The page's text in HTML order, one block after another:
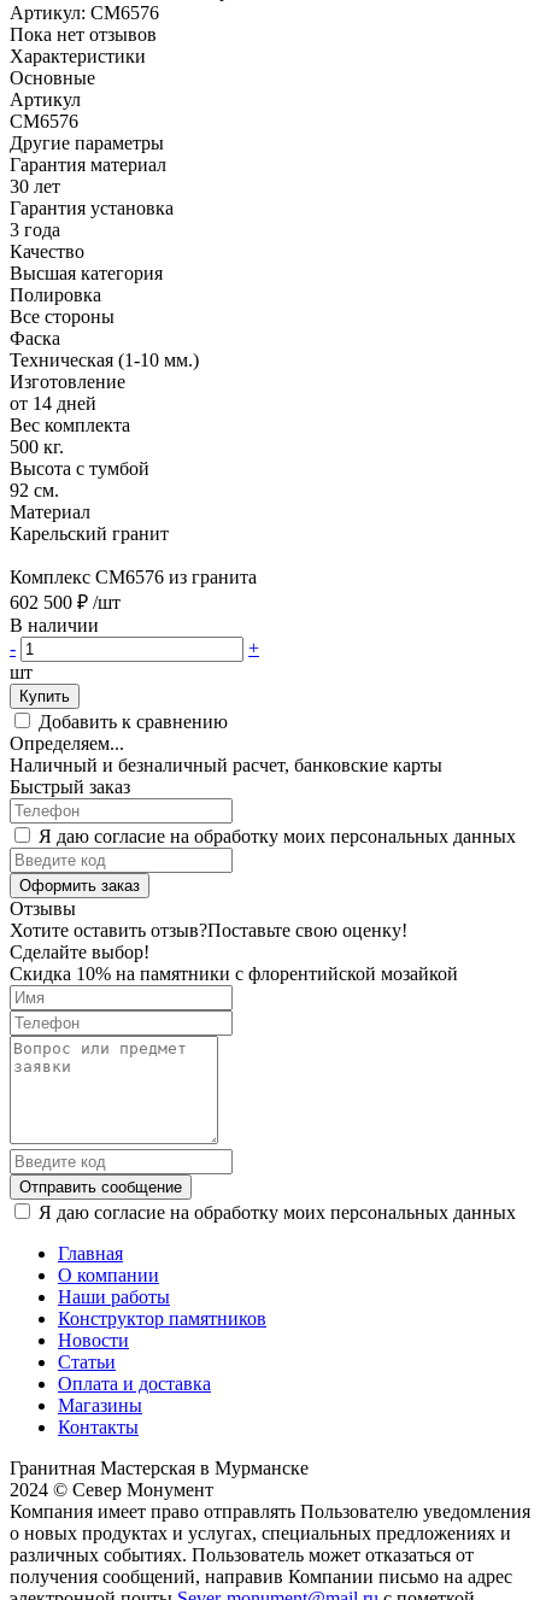
Артикул: CM6576
Пока нет отзывов
Характеристики
Основные
Артикул
CM6576
Другие параметры
Гарантия материал
30 лет
Гарантия установка
3 года
Качество
Высшая категория
Полировка
Все стороны
Фаска
Техническая (1-10 мм.)
Изготовление
от 14 дней
Вес комплекта
500 кг.
Высота с тумбой
92 см.
Материал
Карельский гранит
Комплекс CM6576 из гранита
602 500 ₽ /шт
В наличии
-
+
шт
Купить
Добавить к сравнению
Определяем...
Наличный и безналичный расчет, банковские карты
Быстрый заказ
Я даю согласие на обработку моих персональных данных
Оформить заказ
Отзывы
Хотите оставить отзыв?Поставьте свою оценку!
Сделайте выбор!
Скидка 10% на памятники с флорентийской мозайкой
Отправить сообщение
Я даю согласие на обработку моих персональных данных
Главная
О компании
Наши работы
Конструктор памятников
Новости
Статьи
Оплата и доставка
Магазины
Контакты
Гранитная Мастерская в Мурманске
2024 © Север Монумент
Компания имеет право отправлять Пользователю уведомления
о новых продуктах и услугах, специальных предложениях и
различных событиях. Пользователь может отказаться от
получения сообщений, направив Компании письмо на адрес